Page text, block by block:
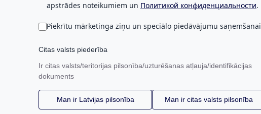
apstrādes noteikumiem un Политикой конфиденциальности.
Piekrītu mārketinga ziņu un speciālo piedāvājumu saņemšanai
Citas valsts piederība
Ir citas valsts/teritorijas pilsonība/uzturēšanas atļauja/identifikācijas
dokuments
Man ir Latvijas pilsonība Man ir citas valsts pilsonība